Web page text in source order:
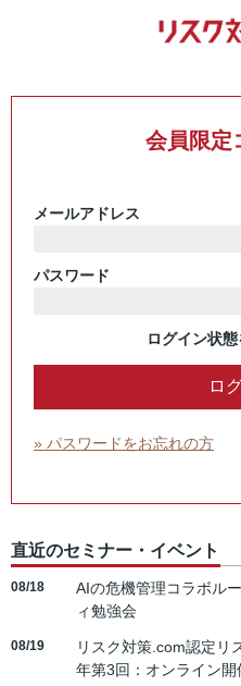
会員限定
メールアドレス
パスワード
ログイン状
» パスワードをお忘れの方
直近のセミナー・イベント
08/18
AIの危機管理コラボル
ィ勉強会
08/19
リスク対策.com認定リ
年第3回：オンライン開